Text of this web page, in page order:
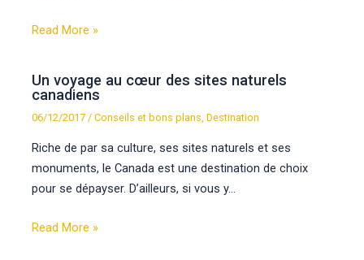
Read More »
Un voyage au cœur des sites naturels
canadiens
06/12/2017/Conseils et bons plans,Destination
Riche de par sa culture, ses sites naturels et ses
monuments, le Canada est une destination de choix
pour se dépayser. D’ailleurs, si vous y…
Read More »